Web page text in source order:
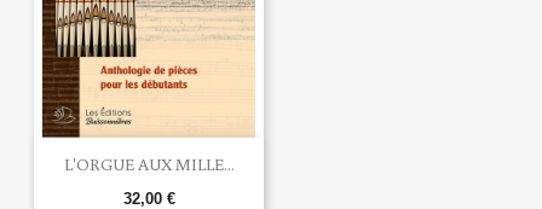
L'ORGUE AUX MILLE...
32,00 €